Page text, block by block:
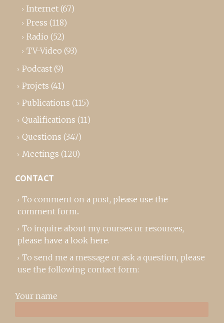
Internet (67)
Press (118)
Radio (52)
TV-Video (93)
Podcast (9)
Projets (41)
Publications (115)
Qualifications (11)
Questions (347)
Meetings (120)
CONTACT
To comment on a post, please use the
comment form..
To inquire about my courses or resources,
please have a look here.
To send me a message or ask a question, please
use the following contact form:
Your name